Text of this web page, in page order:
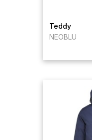
Teddy
NEOBLU